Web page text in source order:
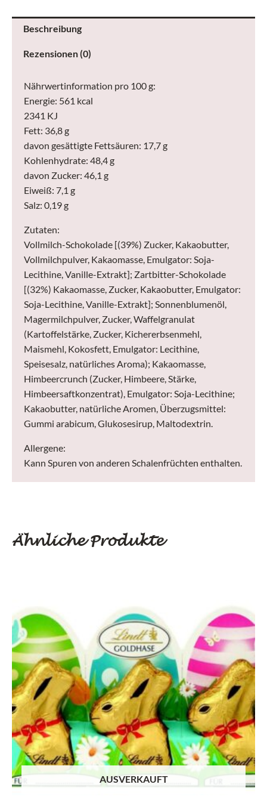
Beschreibung
Rezensionen (0)
Nährwertinformation pro 100 g:
Energie: 561 kcal
2341 KJ
Fett: 36,8 g
davon gesättigte Fettsäuren: 17,7 g
Kohlenhydrate: 48,4 g
davon Zucker: 46,1 g
Eiweiß: 7,1 g
Salz: 0,19 g
Zutaten:
Vollmilch-Schokolade [(39%) Zucker, Kakaobutter,
Vollmilchpulver, Kakaomasse, Emulgator: Soja-
Lecithine, Vanille-Extrakt]; Zartbitter-Schokolade
[(32%) Kakaomasse, Zucker, Kakaobutter, Emulgator:
Soja-Lecithine, Vanille-Extrakt]; Sonnenblumenöl,
Magermilchpulver, Zucker, Waffelgranulat
(Kartoffelstärke, Zucker, Kichererbsenmehl,
Maismehl, Kokosfett, Emulgator: Lecithine,
Speisesalz, natürliches Aroma); Kakaomasse,
Himbeercrunch (Zucker, Himbeere, Stärke,
Himbeersaftkonzentrat), Emulgator: Soja-Lecithine;
Kakaobutter, natürliche Aromen, Überzugsmittel:
Gummi arabicum, Glukosesirup, Maltodextrin.
Allergene:
Kann Spuren von anderen Schalenfrüchten enthalten.
Ähnliche Produkte
AUSVERKAUFT